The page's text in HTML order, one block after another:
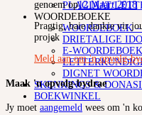
PLAGIAAT/
WOORDEBOEKE
WOORDEBOEK –
DRIETALIGE
E-
DIGNET
SKENKINGS &
BOEKWINKEL
genoem op12 Maart 2018
Pragtig, baie dankie vir
projek
Meld aan om 'n opvolg-
Maak 'n opvolg-bydrae
Jy moet aangemeld wees om 'n